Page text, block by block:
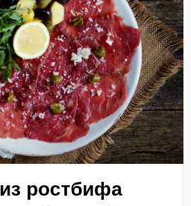
ростбифа